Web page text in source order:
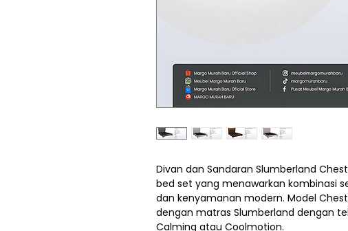
Divan dan Sandaran Slumberland
bed set yang menawarkan kombinasi
dan kenyamanan modern. Model
dengan matras Slumberland dengan
Calming atau Coolmotion.